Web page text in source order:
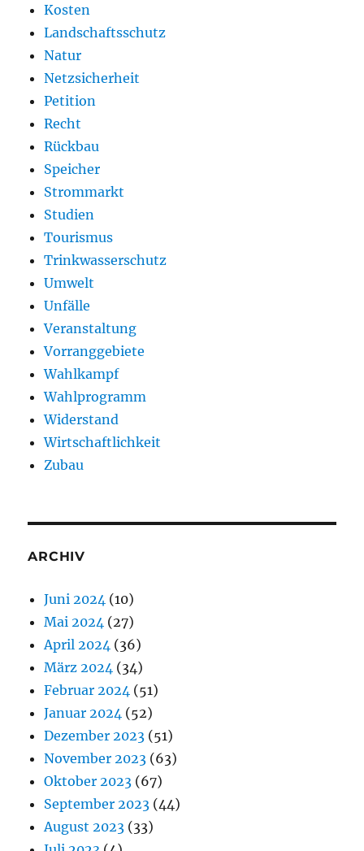
Kosten
Landschaftsschutz
Natur
Netzsicherheit
Petition
Recht
Rückbau
Speicher
Strommarkt
Studien
Tourismus
Trinkwasserschutz
Umwelt
Unfälle
Veranstaltung
Vorranggebiete
Wahlkampf
Wahlprogramm
Widerstand
Wirtschaftlichkeit
Zubau
ARCHIV
Juni 2024 (10)
Mai 2024 (27)
April 2024 (36)
März 2024 (34)
Februar 2024 (51)
Januar 2024 (52)
Dezember 2023 (51)
November 2023 (63)
Oktober 2023 (67)
September 2023 (44)
August 2023 (33)